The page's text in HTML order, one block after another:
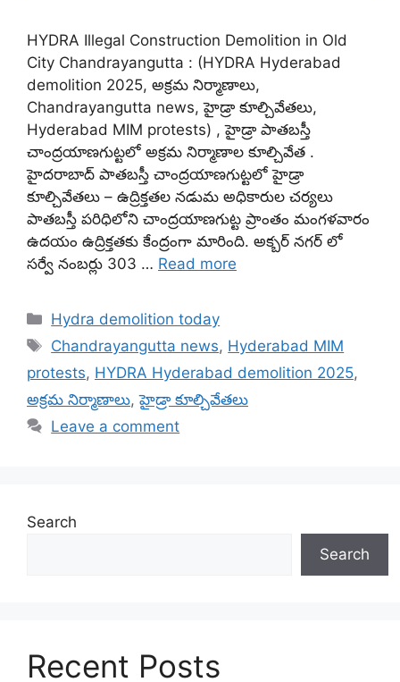
HYDRA Illegal Construction Demolition in Old
City Chandrayangutta : (HYDRA Hyderabad
demolition 2025, అక్రమ నిర్మాణాలు,
Chandrayangutta news, హైడ్రా కూల్చివేతలు,
Hyderabad MIM protests) , హైడ్రా పాతబస్తీ
చాంద్రయాణగుట్టలో అక్రమ నిర్మాణాల కూల్చివేత .
హైదరాబాద్ పాతబస్తీ చాంద్రయాణగుట్టలో హైడ్రా
కూల్చివేతలు – ఉద్రిక్తతల నడుమ అధికారుల చర్యలు
పాతబస్తీ పరిధిలోని చాంద్రయాణగుట్ట ప్రాంతం మంగళవారం
ఉదయం ఉద్రిక్తతకు కేంద్రంగా మారింది. అక్బర్ నగర్ లో
సర్వే నంబర్లు 303 … Read more
Categories
Hydra demolition today
Tags
Chandrayangutta news, Hyderabad MIM
protests, HYDRA Hyderabad demolition 2025,
అక్రమ నిర్మాణాలు,హైడ్రా కూల్చివేతలు
Leave a comment
Search
Search
Recent Posts